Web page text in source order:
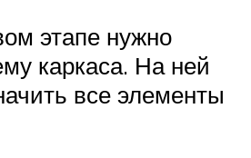
этапе нужно
каркаса. На ней
все элементы